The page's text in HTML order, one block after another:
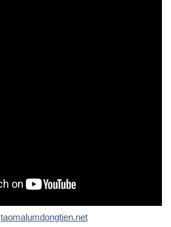
taomalumdongtien.net